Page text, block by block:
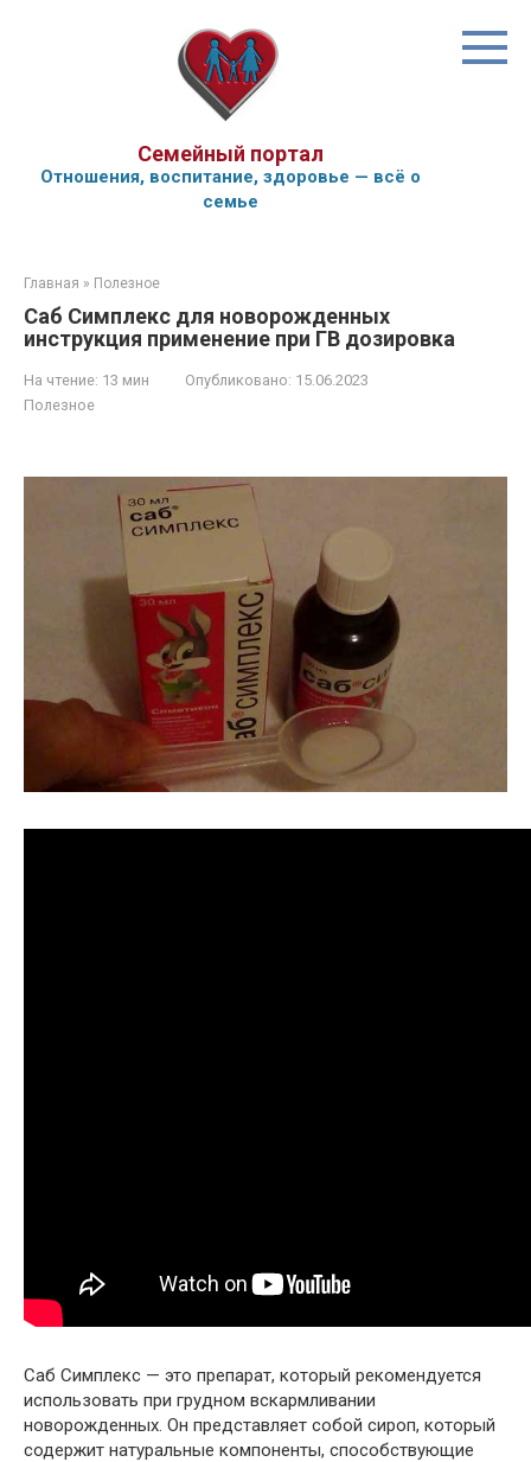
Семейный портал
Отношения, воспитание, здоровье — всё о
семье
Главная » Полезное
Саб Симплекс для новорожденных
инструкция применение при ГВ дозировка
На чтение: 13 мин Опубликовано: 15.06.2023
Полезное
Саб Симплекс — это препарат, который рекомендуется
использовать при грудном вскармливании
новорожденных. Он представляет собой сироп, который
содержит натуральные компоненты, способствующие